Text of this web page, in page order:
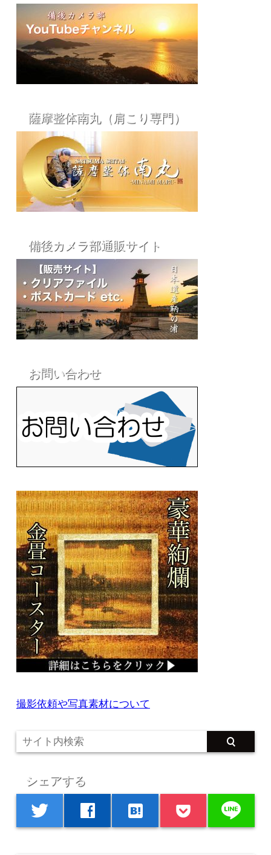
薩摩整体南丸（肩こり専門）
備後カメラ部通販サイト
お問い合わせ
撮影依頼や写真素材について
シェアする
twitter facebook hatenabookmark line